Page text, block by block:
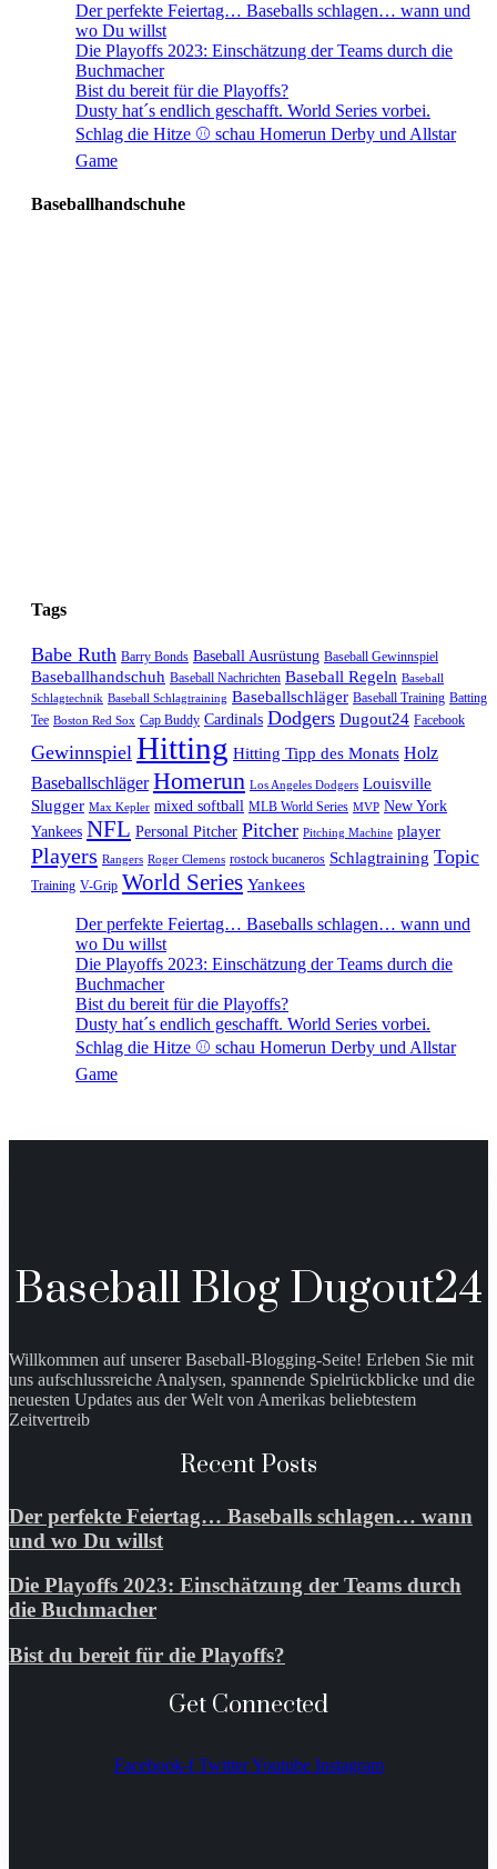
Der perfekte Feiertag… Baseballs schlagen… wann und
wo Du willst
Die Playoffs 2023: Einschätzung der Teams durch die
Buchmacher
Bist du bereit für die Playoffs?
Dusty hat´s endlich geschafft. World Series vorbei.
Schlag die Hitze ⚾️ schau Homerun Derby und Allstar
Game
Baseballhandschuhe
Tags
Babe Ruth Barry Bonds Baseball Ausrüstung Baseball Gewinnspiel
Baseballhandschuh Baseball Nachrichten Baseball Regeln Baseball
Schlagtechnik Baseball Schlagtraining Baseballschläger Baseball Training Batting
Tee Boston Red Sox Cap Buddy Cardinals Dodgers Dugout24 Facebook
Gewinnspiel Hitting Hitting Tipp des Monats Holz
Baseballschläger Homerun Los Angeles Dodgers Louisville
Slugger Max Kepler mixed softball MLB World Series MVP New York
Yankees NFL Personal Pitcher Pitcher Pitching Machine player
Players Rangers Roger Clemens rostock bucaneros Schlagtraining Topic
Training V-Grip World Series Yankees
Der perfekte Feiertag… Baseballs schlagen… wann und
wo Du willst
Die Playoffs 2023: Einschätzung der Teams durch die
Buchmacher
Bist du bereit für die Playoffs?
Dusty hat´s endlich geschafft. World Series vorbei.
Schlag die Hitze ⚾️ schau Homerun Derby und Allstar
Game
Baseball Blog Dugout24
Willkommen auf unserer Baseball-Blogging-Seite! Erleben Sie mit
uns aufschlussreiche Analysen, spannende Spielrückblicke und die
neuesten Updates aus der Welt von Amerikas beliebtestem
Zeitvertreib
Recent Posts
Der perfekte Feiertag… Baseballs schlagen… wann
und wo Du willst
Die Playoffs 2023: Einschätzung der Teams durch
die Buchmacher
Bist du bereit für die Playoffs?
Get Connected
Facebook-f Twitter Youtube Instagram